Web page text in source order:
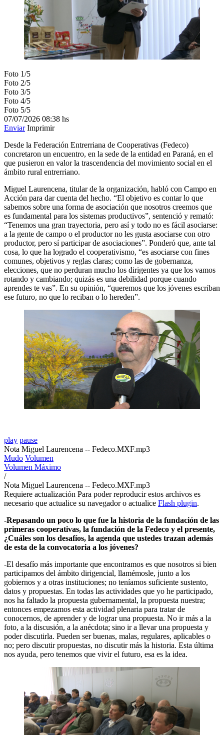
Foto 1/5
Foto 2/5
Foto 3/5
Foto 4/5
Foto 5/5
07/07/2026 08:38 hs
Enviar Imprimir
Desde la Federación Entrerriana de Cooperativas (Fedeco)
concretaron un encuentro, en la sede de la entidad en Paraná, en el
que pusieron en valor la trascendencia del movimiento social en el
ámbito rural entrerriano.
Miguel Laurencena, titular de la organización, habló con Campo en
Acción para dar cuenta del hecho. “El objetivo es contar lo que
sabemos sobre una forma de asociación que nosotros creemos que
es fundamental para los sistemas productivos”, sentenció y remató:
“Tenemos una gran trayectoria, pero así y todo no es fácil asociarse:
a la gente de campo o el productor no les gusta asociarse con otro
productor, pero sí participar de asociaciones”. Ponderó que, ante tal
cosa, lo que ha logrado el cooperativismo, “es asociarse con fines
comunes, objetivos y reglas claras; como las de gobernanza,
elecciones, que no perduran mucho los dirigentes ya que los vamos
rotando y cambiando; quizás es una debilidad porque cuando
aprendes te vas”. En su opinión, “queremos que los jóvenes escriban
ese futuro, no que lo reciban o lo hereden”.
play pause
Nota Miguel Laurencena -- Fedeco.MXF.mp3
Mudo Volumen
Volumen Máximo
/
Nota Miguel Laurencena -- Fedeco.MXF.mp3
Requiere actualización Para poder reproducir estos archivos es
necesario que actualice su navegador o actualice Flash plugin.
-Repasando un poco lo que fue la historia de la fundación de las
primeras cooperativas, la fundación de la Fedeco y el presente,
¿Cuáles son los desafíos, la agenda que ustedes trazan además
de esta de la convocatoria a los jóvenes?
-El desafío más importante que encontramos es que nosotros si bien
participamos del ámbito dirigencial, llamémosle, junto a los
gobiernos y a otras instituciones; no teníamos suficiente sustento,
datos y propuestas. En todas las actividades que yo he participado,
nos ha faltado la propuesta gubernamental, la propuesta nuestra;
entonces empezamos esta actividad plenaria para tratar de
conocernos, de aprender y de lograr una propuesta. No ir más a la
foto, a la discusión, a la anécdota; sino ir a llevar una propuesta y
poder discutirla. Pueden ser buenas, malas, regulares, aplicables o
no; pero discutir propuestas, no discutir más la historia. Esta última
nos ayuda, pero tenemos que vivir el futuro, esa es la idea.